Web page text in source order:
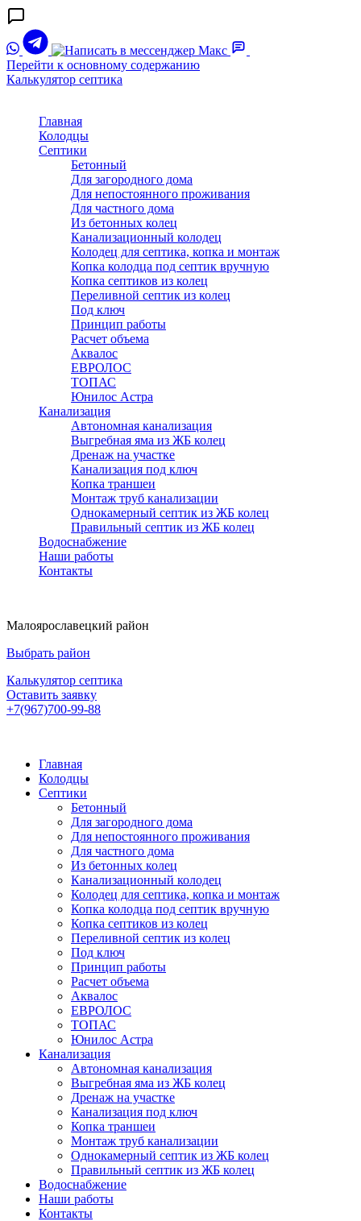
Перейти к основному содержанию
Калькулятор септика
Главная
Колодцы
Септики
Бетонный
Для загородного дома
Для непостоянного проживания
Для частного дома
Из бетонных колец
Канализационный колодец
Колодец для септика, копка и монтаж
Копка колодца под септик вручную
Копка септиков из колец
Переливной септик из колец
Под ключ
Принцип работы
Расчет объема
Аквалос
ЕВРОЛОС
ТОПАС
Юнилос Астра
Канализация
Автономная канализация
Выгребная яма из ЖБ колец
Дренаж на участке
Канализация под ключ
Копка траншеи
Монтаж труб канализации
Однокамерный септик из ЖБ колец
Правильный септик из ЖБ колец
Водоснабжение
Наши работы
Контакты
Малоярославецкий район
Выбрать район
Калькулятор септика
Оставить заявку
+7(967)700-99-88
Главная
Колодцы
Септики
Бетонный
Для загородного дома
Для непостоянного проживания
Для частного дома
Из бетонных колец
Канализационный колодец
Колодец для септика, копка и монтаж
Копка колодца под септик вручную
Копка септиков из колец
Переливной септик из колец
Под ключ
Принцип работы
Расчет объема
Аквалос
ЕВРОЛОС
ТОПАС
Юнилос Астра
Канализация
Автономная канализация
Выгребная яма из ЖБ колец
Дренаж на участке
Канализация под ключ
Копка траншеи
Монтаж труб канализации
Однокамерный септик из ЖБ колец
Правильный септик из ЖБ колец
Водоснабжение
Наши работы
Контакты